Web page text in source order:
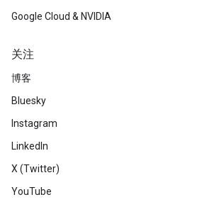
Google Cloud & NVIDIA
关注
博客
Bluesky
Instagram
LinkedIn
X (Twitter)
YouTube